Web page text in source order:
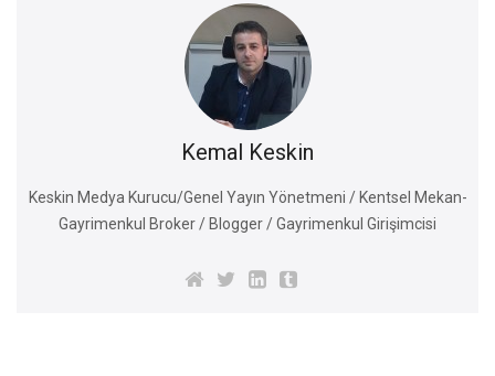
Kemal Keskin
Keskin Medya Kurucu/Genel Yayın Yönetmeni / Kentsel Mekan-
Gayrimenkul Broker / Blogger / Gayrimenkul Girişimcisi